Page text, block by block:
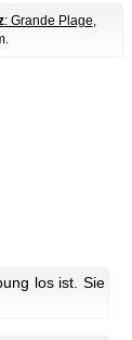
: Grande Plage,
los ist. Sie